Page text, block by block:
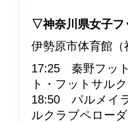
▽神奈川県女子フ
伊勢原市体育館
17:25 秦野フッ
ト・フットサル
18:50 パルメイ
ルクラブペローダ